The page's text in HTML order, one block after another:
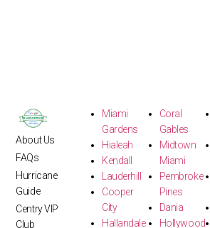
About Us
FAQs
Hurricane
Guide
Centry VIP
Club
Miami
Gardens
Hialeah
Kendall
Lauderhill
Cooper
City
Hallandale
Coral
Gables
Midtown
Miami
Pembroke
Pines
Dania
Hollywood